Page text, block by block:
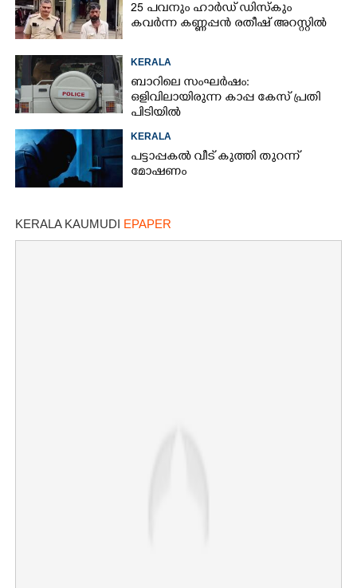
25 പവനും ഹാർഡ് ഡിസ്കും
കവർന്ന കണ്ണപ്പൻ രതീഷ് അറസ്റ്റിൽ
KERALA
ബാറിലെ സംഘർഷം:
ഒളിവിലായിരുന്ന കാപ്പ കേസ് പ്രതി
പിടിയിൽ
KERALA
പട്ടാപ്പകൽ വീട് കുത്തി തുറന്ന്
മോഷണം
KERALA KAUMUDI EPAPER